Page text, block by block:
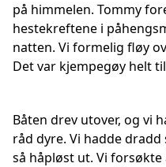
på himmelen. Tommy
hestekreftene i
natten. Vi formelig fløy
Det var kjempegøy helt
Båten drev utover, og vi
råd dyre. Vi hadde
så håpløst ut. Vi